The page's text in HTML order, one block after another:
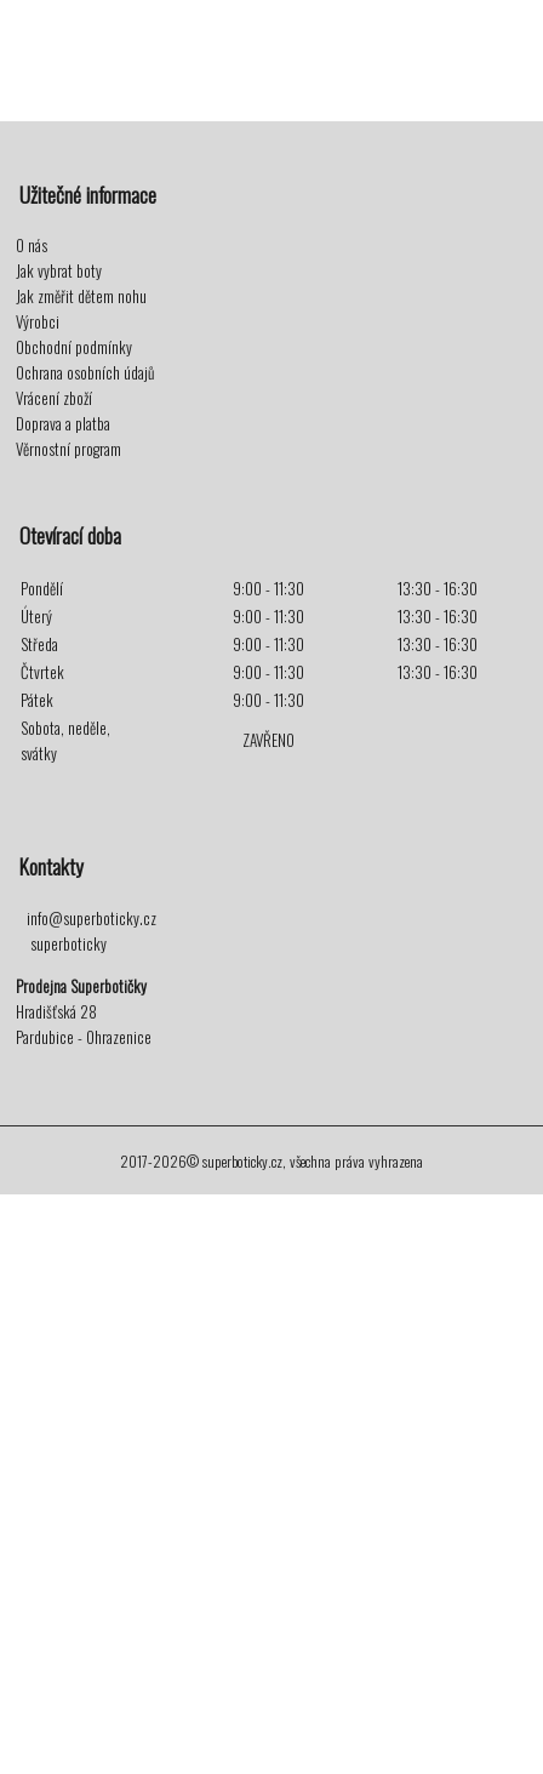
Užitečné informace
O nás
Jak vybrat boty
Jak změřit dětem nohu
Výrobci
Obchodní podmínky
Ochrana osobních údajů
Vrácení zboží
Doprava a platba
Věrnostní program
Otevírací doba
Pondělí 9:00 - 11:30
13:30 - 16:30
Úterý
9:00 - 11:30
13:30 - 16:30
Středa
9:00 - 11:30
13:30 - 16:30
Čtvrtek
9:00 - 11:30
13:30 - 16:30
Pátek
9:00 - 11:30
Sobota, neděle,
svátky
ZAVŘENO
Kontakty
info@superboticky.cz
superboticky
Prodejna Superbotičky
Hradišťská 28
Pardubice - Ohrazenice
2017-2026© superboticky.cz, všechna práva vyhrazena